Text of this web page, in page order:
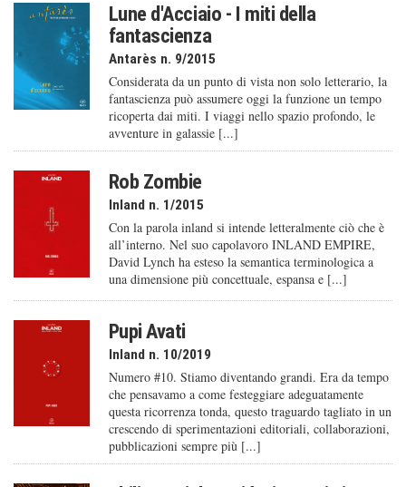
Lune d'Acciaio - I miti della
fantascienza
Antarès n. 9/2015
Considerata da un punto di vista non solo letterario, la
fantascienza può assumere oggi la funzione un tempo
ricoperta dai miti. I viaggi nello spazio profondo, le
avventure in galassie [...]
Rob Zombie
Inland n. 1/2015
Con la parola inland si intende letteralmente ciò che è
all’interno. Nel suo capolavoro INLAND EMPIRE,
David Lynch ha esteso la semantica terminologica a
una dimensione più concettuale, espansa e [...]
Pupi Avati
Inland n. 10/2019
Numero #10. Stiamo diventando grandi. Era da tempo
che pensavamo a come festeggiare adeguatamente
questa ricorrenza tonda, questo traguardo tagliato in un
crescendo di sperimentazioni editoriali, collaborazioni,
pubblicazioni sempre più [...]